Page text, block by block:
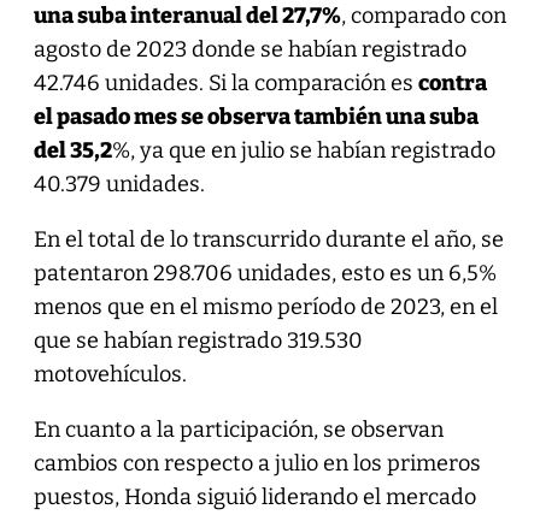
una suba interanual del 27,7%, comparado con
agosto de 2023 donde se habían registrado
42.746 unidades. Si la comparación es contra
el pasado mes se observa también una suba
del 35,2%, ya que en julio se habían registrado
40.379 unidades.
En el total de lo transcurrido durante el año, se
patentaron 298.706 unidades, esto es un 6,5%
menos que en el mismo período de 2023, en el
que se habían registrado 319.530
motovehículos.
En cuanto a la participación, se observan
cambios con respecto a julio en los primeros
puestos, Honda siguió liderando el mercado